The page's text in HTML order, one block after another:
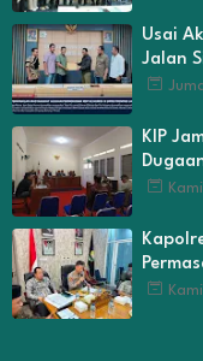
Usai
Jalan
KIP